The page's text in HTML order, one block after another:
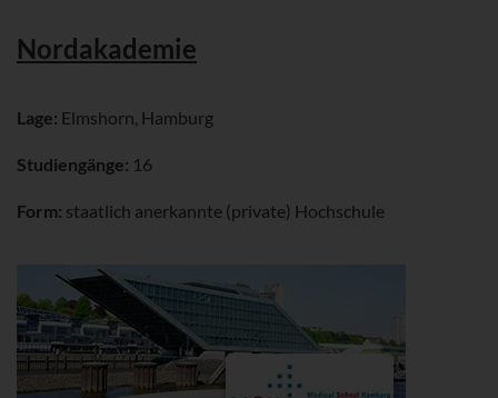
Nordakademie
Lage: Elmshorn, Hamburg
Studiengänge: 16
Form: staatlich anerkannte (private) Hochschule